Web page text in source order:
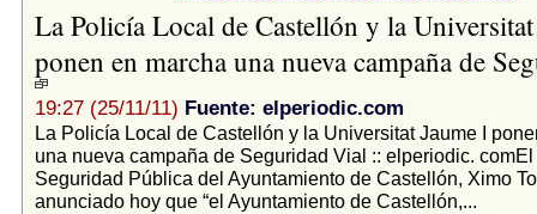
La Policía Local de Castellón y la
ponen en marcha una nueva campaña de
19:27 (25/11/11) Fuente: elperiodic.com
La Policía Local de Castellón y la Universitat Jaume I
una nueva campaña de Seguridad Vial :: elperiodic.
Seguridad Pública del Ayuntamiento de Castellón, Ximo
anunciado hoy que “el Ayuntamiento de Castellón,...